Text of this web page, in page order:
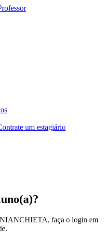
um estagiário
faça o login em